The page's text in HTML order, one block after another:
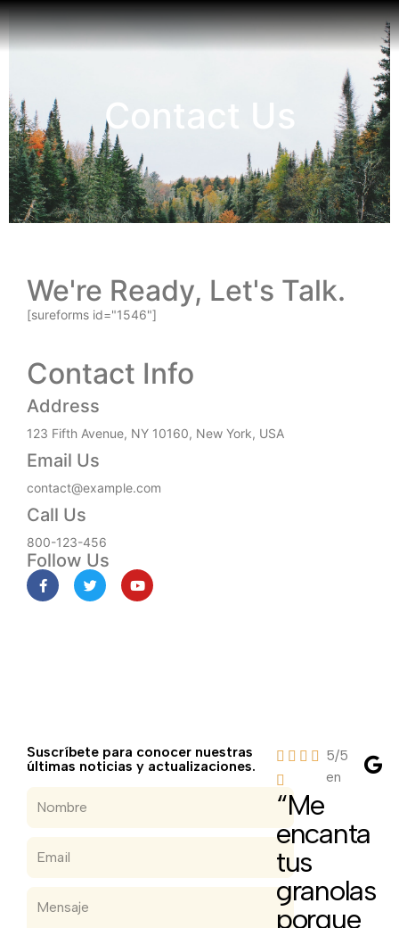
Contact Us
We're Ready, Let's Talk.
[sureforms id="1546"]
Contact Info
Address​
123 Fifth Avenue, NY 10160, New York, USA
Email Us
contact@example.com​
Call Us
800-123-456
Follow Us
Suscríbete para conocer nuestras
últimas noticias y actualizaciones.
5/5
en
“Me
encanta
tus
granolas
porque